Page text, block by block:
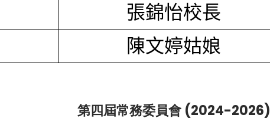
張錦怡校長
陳文婷姑娘
第四屆常務委員會 (2024-2026)